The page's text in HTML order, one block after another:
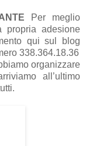
Per meglio
propria adesione
qui sul blog
338.364.18.36
organizzare
all’ultimo